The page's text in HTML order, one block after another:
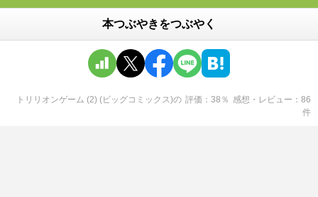
本つぶやきをつぶやく
トリリオンゲーム (2) (ビッグコミックス)の 評価 38 ％ 感想・レビュー
86
件